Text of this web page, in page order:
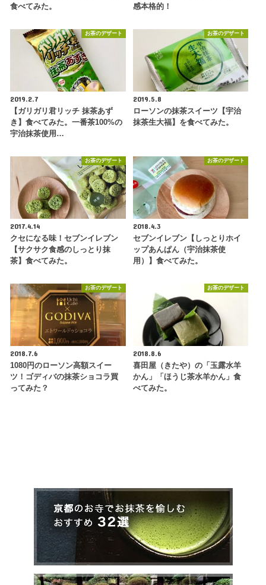
食べてみた。
感本格的！
お茶のデザート
2019.2.7
【ガリガリ君リッチ 抹茶あず
き】食べてみた。一番茶100%の
宇治抹茶使用…
お茶のデザート
2019.5.8
ローソンの抹茶スイーツ【宇治
抹茶生大福】を食べてみた。
お茶のデザート
2017.4.14
クセになる味！セブンイレブン
【サクサク食感のしっとり抹
茶】食べてみた。
お茶のデザート
2018.4.3
セブンイレブン【しっとりホイ
ップあんぱん（宇治抹茶使
用）】食べてみた。
お茶のデザート
2018.7.6
1080円のローソン高額スイー
ツ！ゴディバの抹茶ショコラ買
ってみた？
お茶のデザート
2018.8.6
喜田屋（きたや）の「玉露水羊
かん」「ほうじ茶水羊かん」食
べてみた。